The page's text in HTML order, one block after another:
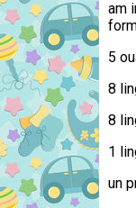
am
5
8
8
1
un